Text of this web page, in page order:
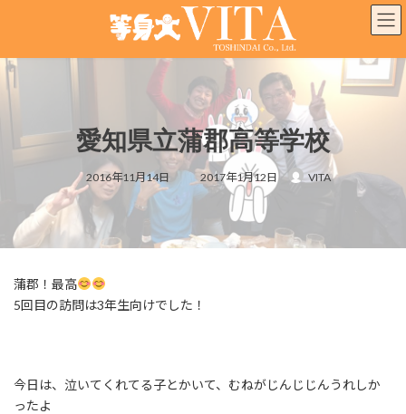
ン
ツ
へ
ー
シ
ョ
愛知県立蒲郡高等学校
2016年11月14日
最
終
更
:
2017年1月12日 VITA
蒲郡！最高
5回目の訪問は3年生向けでした！
今日は、泣いてくれてる子とかいて、むねがじんじじんうれしか
ったよ